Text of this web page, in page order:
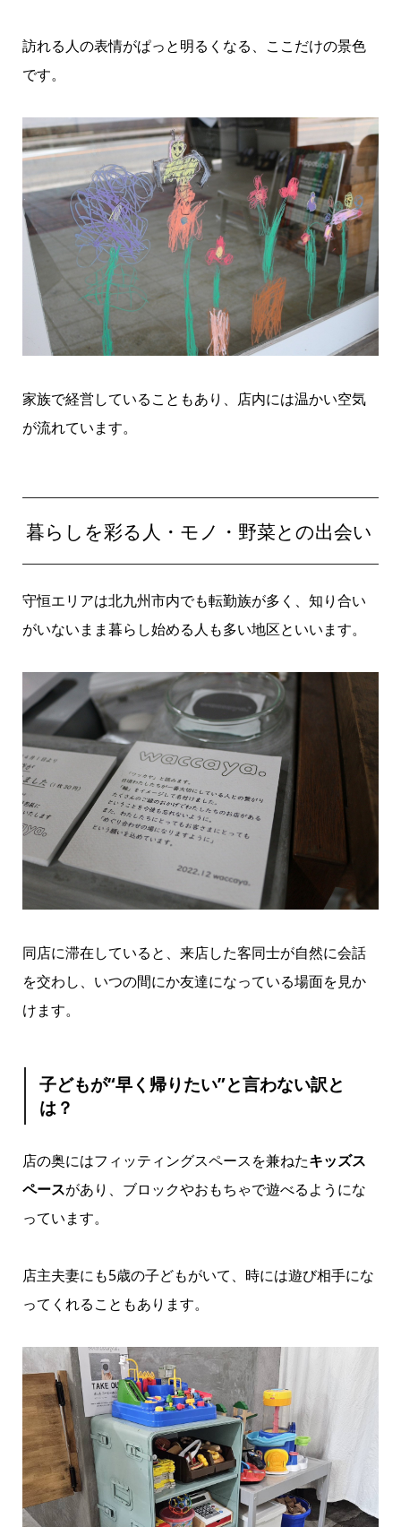
訪れる人の表情がぱっと明るくなる、ここだけの景色
です。
家族で経営していることもあり、店内には温かい空気
が流れています。
暮らしを彩る人・モノ・野菜との出会い
守恒エリアは北九州市内でも転勤族が多く、知り合い
がいないまま暮らし始める人も多い地区といいます。
同店に滞在していると、来店した客同士が自然に会話
を交わし、いつの間にか友達になっている場面を見か
けます。
子どもが“早く帰りたい”と言わない訳と
は？
店の奥にはフィッティングスペースを兼ねたキッズス
ペースがあり、ブロックやおもちゃで遊べるようにな
っています。
店主夫妻にも5歳の子どもがいて、時には遊び相手にな
ってくれることもあります。